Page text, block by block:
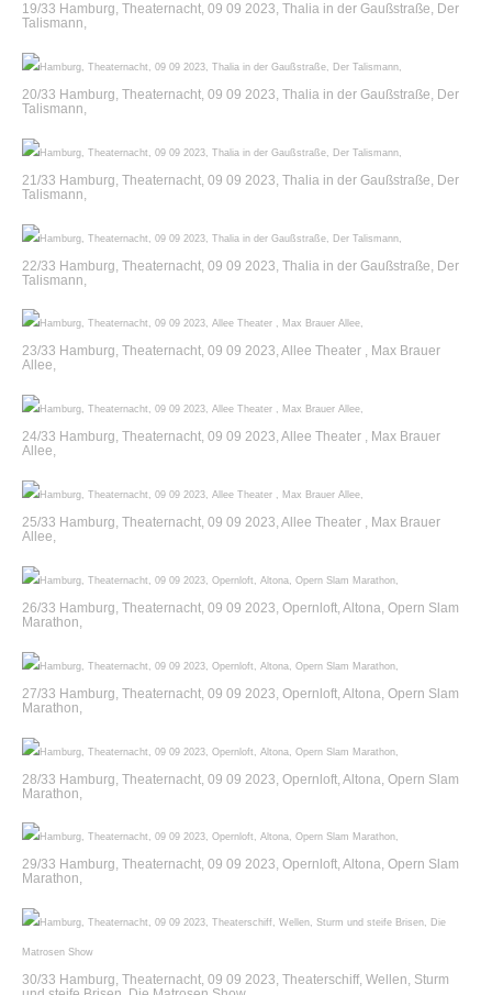
19/33 Hamburg, Theaternacht, 09 09 2023, Thalia in der Gaußstraße, Der
Talismann,
20/33 Hamburg, Theaternacht, 09 09 2023, Thalia in der Gaußstraße, Der
Talismann,
21/33 Hamburg, Theaternacht, 09 09 2023, Thalia in der Gaußstraße, Der
Talismann,
22/33 Hamburg, Theaternacht, 09 09 2023, Thalia in der Gaußstraße, Der
Talismann,
23/33 Hamburg, Theaternacht, 09 09 2023, Allee Theater , Max Brauer
Allee,
24/33 Hamburg, Theaternacht, 09 09 2023, Allee Theater , Max Brauer
Allee,
25/33 Hamburg, Theaternacht, 09 09 2023, Allee Theater , Max Brauer
Allee,
26/33 Hamburg, Theaternacht, 09 09 2023, Opernloft, Altona, Opern Slam
Marathon,
27/33 Hamburg, Theaternacht, 09 09 2023, Opernloft, Altona, Opern Slam
Marathon,
28/33 Hamburg, Theaternacht, 09 09 2023, Opernloft, Altona, Opern Slam
Marathon,
29/33 Hamburg, Theaternacht, 09 09 2023, Opernloft, Altona, Opern Slam
Marathon,
30/33 Hamburg, Theaternacht, 09 09 2023, Theaterschiff, Wellen, Sturm